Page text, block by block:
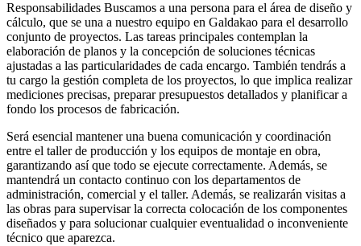
Responsabilidades Buscamos a una persona para el área de diseño y
cálculo, que se una a nuestro equipo en Galdakao para el desarrollo
conjunto de proyectos. Las tareas principales contemplan la
elaboración de planos y la concepción de soluciones técnicas
ajustadas a las particularidades de cada encargo. También tendrás a
tu cargo la gestión completa de los proyectos, lo que implica realizar
mediciones precisas, preparar presupuestos detallados y planificar a
fondo los procesos de fabricación.
Será esencial mantener una buena comunicación y coordinación
entre el taller de producción y los equipos de montaje en obra,
garantizando así que todo se ejecute correctamente. Además, se
mantendrá un contacto continuo con los departamentos de
administración, comercial y el taller. Además, se realizarán visitas a
las obras para supervisar la correcta colocación de los componentes
diseñados y para solucionar cualquier eventualidad o inconveniente
técnico que aparezca.